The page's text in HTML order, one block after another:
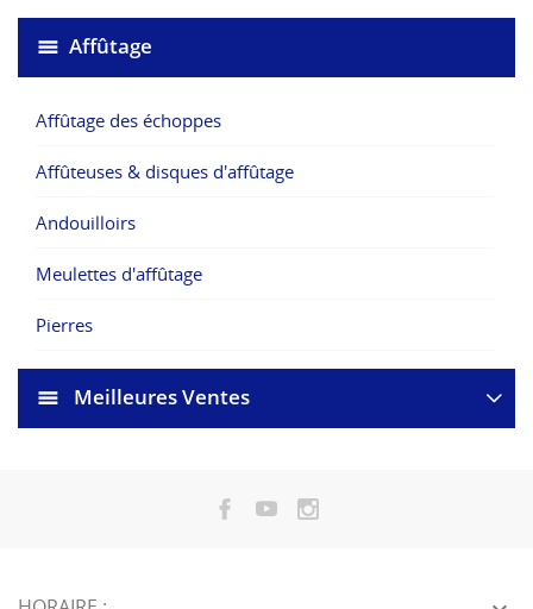
Affûtage
Affûtage des échoppes
Affûteuses & disques d'affûtage
Andouilloirs
Meulettes d'affûtage
Pierres
Meilleures Ventes